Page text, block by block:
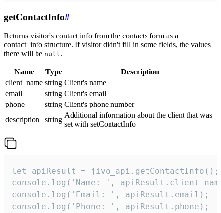
getContactInfo#
Returns visitor's contact info from the contacts form as a
contact_info structure. If visitor didn't fill in some fields, the values
there will be null.
Name Type
Description
client_name string Client's name
email
string Client's email
phone
string Client's phone number
description
string
Additional information about the client that was
set with setContactInfo
let apiResult = jivo_api.getContactInfo();
console.log('Name: ',
console.log('Email: ', apiResult.email);
console.log('Phone: ', apiResult.phone);